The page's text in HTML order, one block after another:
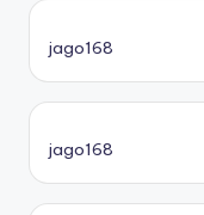
jago168
jago168